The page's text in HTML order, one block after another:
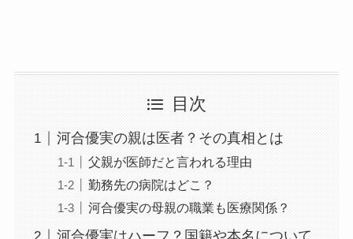
目次
河合優実の親は医者？その真相とは
父親が医師だと言われる理由
勤務先の病院はどこ？
河合優実の母親の職業も医療関係？